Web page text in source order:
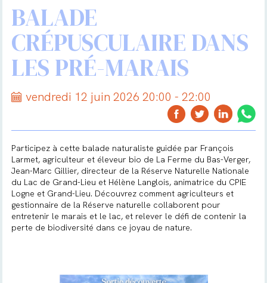
BALADE
CRÉPUSCULAIRE DANS
LES PRÉ-MARAIS
vendredi 12 juin 2026 20:00 - 22:00
Participez à cette balade naturaliste guidée par François
Larmet, agriculteur et éleveur bio de La Ferme du Bas-Verger,
Jean-Marc Gillier, directeur de la Réserve Naturelle Nationale
du Lac de Grand-Lieu et Hélène Langlois, animatrice du CPIE
Logne et Grand-Lieu. Découvrez comment agriculteurs et
gestionnaire de la Réserve naturelle collaborent pour
entretenir le marais et le lac, et relever le défi de contenir la
perte de biodiversité dans ce joyau de nature.